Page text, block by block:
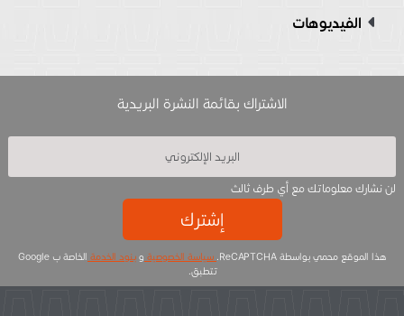
الفيديوهات
الاشتراك بقائمة النشرة البريدية
لن نشارك معلوماتك مع أي طرف ثالث
إشترك
هذا الموقع محمي بواسطة ReCAPTCHA. سياسة الخصوصية وبنود الخدمة
الخاصة ب Google
تتطبق.